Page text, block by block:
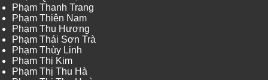
Phạm Thanh Trang
Phạm Thiên Nam
Phạm Thu Hương
Phạm Thái Sơn Trà
Phạm Thùy Linh
Phạm Thị Kim
Phạm Thị Thu Hà